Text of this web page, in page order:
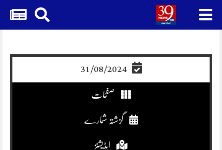
Skip
31/08/2024
صفحات
گزشتہ شمارے
ایڈیشنز